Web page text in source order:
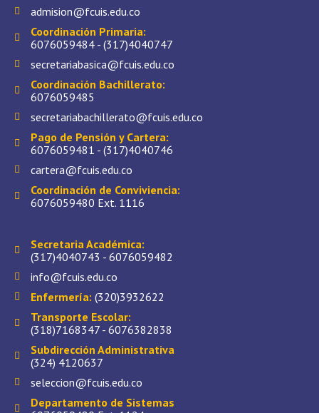
admision@fcuis.edu.co
Coordinación Primaria:
6076059484 - (317)4040747
secretariabasica@fcuis.edu.co
Coordinación Bachillerato:
6076059485
secretariabachillerato@fcuis.edu.co
Pago de Pensión y Cartera:
6076059481 - (317)4040746
cartera@fcuis.edu.co
Coordinación de Conviviencia:
6076059480 Ext. 1116
Secretaria Académica:
(317)4040743 - 6076059482
info@fcuis.edu.co
Enfermería: (320)3932622
Transporte Escolar:
(318)7168347 - 6076382838
Subdirección Administrativa
(324) 4120637
seleccion@fcuis.edu.co
Departamento de Sistemas